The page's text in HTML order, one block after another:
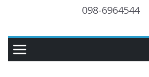
098-6964544